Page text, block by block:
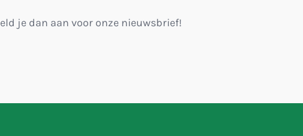
je dan aan voor onze nieuwsbrief!